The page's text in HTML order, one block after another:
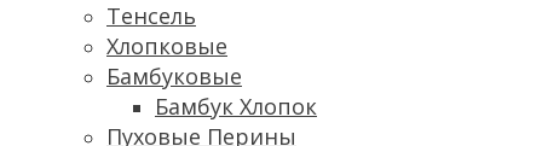
Тенсель
Хлопковые
Бамбуковые
Бамбук Хлопок
Пуховые Перины